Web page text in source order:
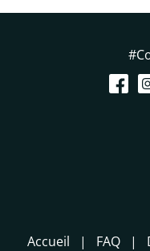
Accueil FAQ